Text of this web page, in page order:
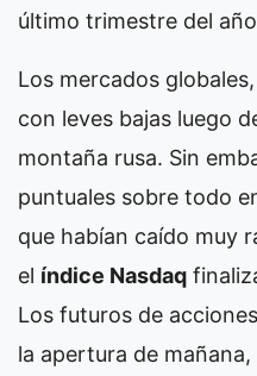
último trimestre del
Los mercados
con leves bajas luego
montaña rusa. Sin
puntuales sobre todo
que habían caído muy
el índice Nasdaq
Los futuros de
la apertura de